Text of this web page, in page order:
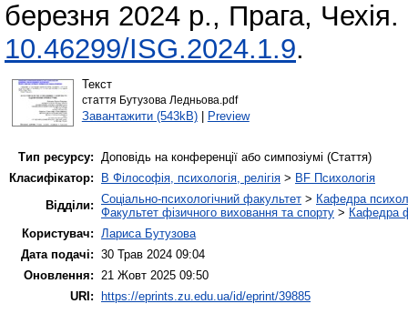
березня 2024 р., Прага,
10.46299/ISG.2024.1.9.
Текст
стаття Бутузова Ледньова.pdf
Завантажити (543kB)| Preview
Тип ресурсу: Доповідь на конференції або симпозіумі (Стаття)
Класифікатор:
B Філософія, психологія, релігія > BF Психологія
Відділи: Соціально-психологічний факультет > Кафедра
Факультет фізичного виховання та спорту > Кафедра
Користувач: Лариса Бутузова
Дата подачі: 30 Трав 2024 09:04
Оновлення: 21 Жовт 2025 09:50
URI:
https://eprints.zu.edu.ua/id/eprint/39885